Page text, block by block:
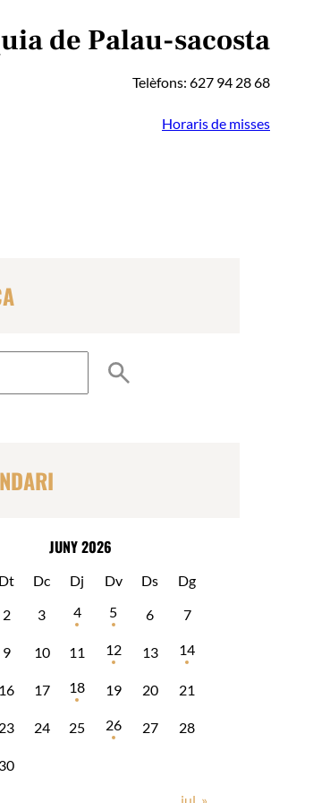
de Palau-sacosta
Telèfons: 627 94 28 68
Horaris de misses
JUNY 2026
Dt Dc Dj Dv Ds
Dg
2 3 4 5 6 7
9 10 11 12 13 14
16 17 18 19 20 21
23 24 25 26 27 28
30
jul. »